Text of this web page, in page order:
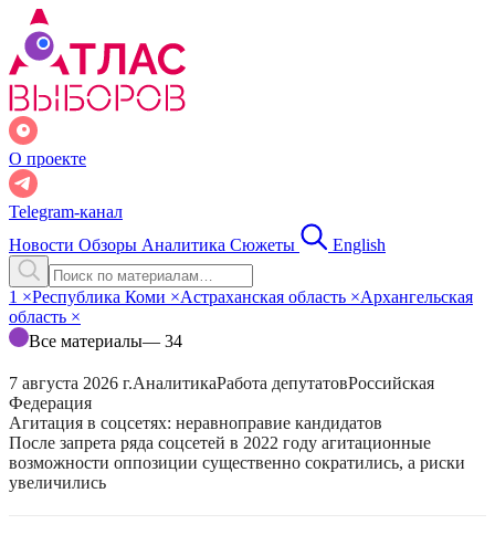
О проекте
Telegram-канал
Новости Обзоры Аналитика Сюжеты English
1 ×Республика Коми ×Астраханская область ×Архангельская
область ×
Все материалы— 34
7 августа 2026 г.АналитикаРабота депутатовРоссийская
Федерация
Агитация в соцсетях: неравноправие кандидатов
После запрета ряда соцсетей в 2022 году агитационные
возможности оппозиции существенно сократились, а риски
увеличились